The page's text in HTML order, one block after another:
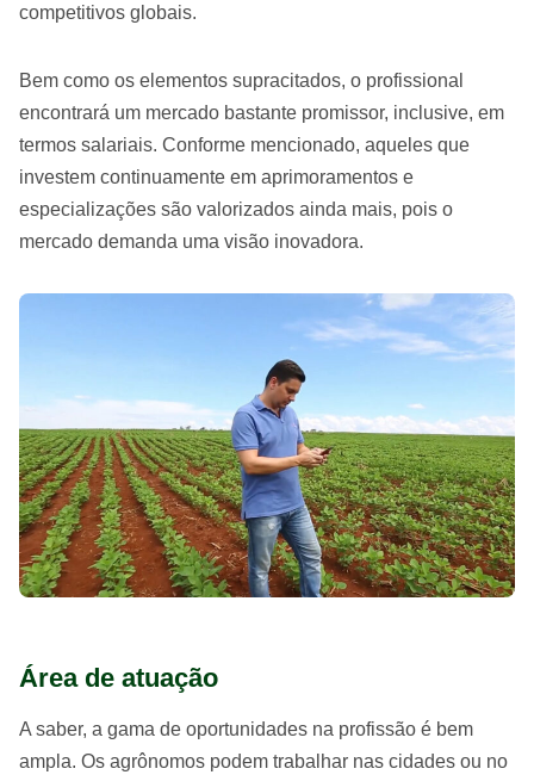
competitivos globais.
Bem como os elementos supracitados, o profissional
encontrará um mercado bastante promissor, inclusive, em
termos salariais. Conforme mencionado, aqueles que
investem continuamente em aprimoramentos e
especializações são valorizados ainda mais, pois o
mercado demanda uma visão inovadora.
Área de atuação
A saber, a gama de oportunidades na profissão é bem
ampla. Os agrônomos podem trabalhar nas cidades ou no